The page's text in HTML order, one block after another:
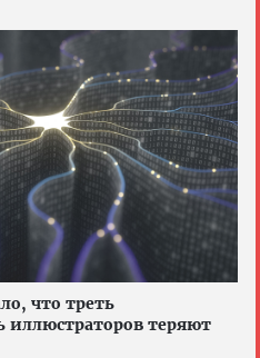
что треть
иллюстраторов теряют